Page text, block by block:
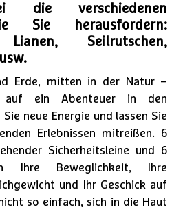
die verschiedenen
Sie herausfordern:
Lianen, Seilrutschen,
Erde, mitten in der Natur –
auf ein Abenteuer in den
neue Energie und lassen Sie
Erlebnissen mitreißen. 6
Sicherheitsleine und 6
Ihre Beweglichkeit, Ihre
und Ihr Geschick auf
so einfach, sich in die Haut